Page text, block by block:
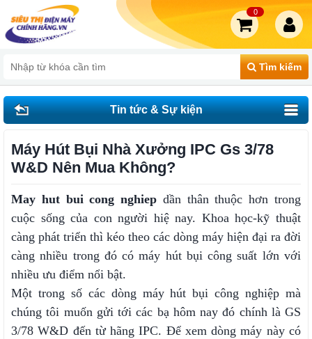
Tìm kiếm
0
Tin tức & Sự kiện
Máy Hút Bụi Nhà Xưởng IPC Gs 3/78
W&D Nên Mua Không?
May hut bui cong nghiep dần thân thuộc hơn trong
cuộc sống của con người hiệ nay. Khoa học-kỹ thuật
càng phát triển thì kéo theo các dòng máy hiện đại ra đời
càng nhiều trong đó có máy hút bụi công suất lớn với
nhiều ưu điểm nổi bật.
Một trong số các dòng máy hút bụi công nghiệp mà
chúng tôi muốn gửi tới các bạ hôm nay đó chính là GS
3/78 W&D đến từ hãng IPC. Để xem dòng máy này có